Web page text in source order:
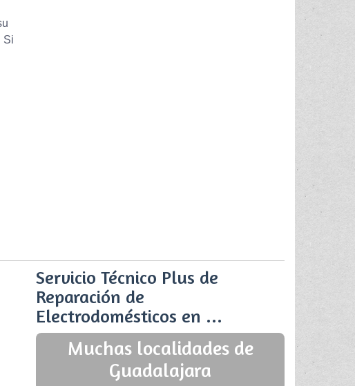
Si
Servicio Técnico Plus de
Reparación de
Electrodomésticos en ...
Muchas localidades de
Guadalajara